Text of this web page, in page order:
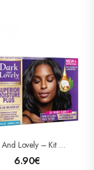
Dark And Lovely – Kit Défrisant Sans Soude Soin Démêlant Intense Plus Au Beurre De Karité
6.90€